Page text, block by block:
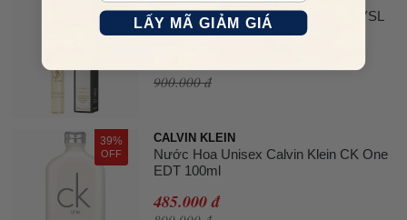
48%
OFF
Nước Hoa Nữ Yves Saint Laurent YSL
Libre EDP 10ml
900.000 đ
39%
OFF
CALVIN KLEIN
Nước Hoa Unisex Calvin Klein CK One
EDT 100ml
485.000 đ
LẤY MÃ GIẢM GIÁ